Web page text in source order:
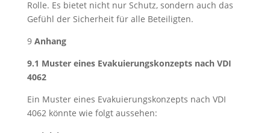
Rolle. Es bietet nicht nur Schutz, sondern auch das
Gefühl der Sicherheit für alle Beteiligten.
9 Anhang
9.1 Muster eines Evakuierungskonzepts nach VDI
4062
Ein Muster eines Evakuierungskonzepts nach VDI
4062 könnte wie folgt aussehen: